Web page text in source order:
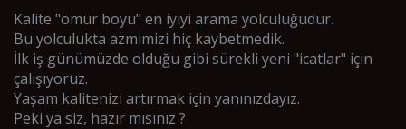
Kalite "ömür boyu" en iyiyi arama yolculuğudur.
Bu yolculukta azmimizi hiç kaybetmedik.
İlk iş günümüzde olduğu gibi sürekli yeni "icatlar" için
çalışıyoruz.
Yaşam kalitenizi artırmak için yanınızdayız.
Peki ya siz, hazır mısınız ?